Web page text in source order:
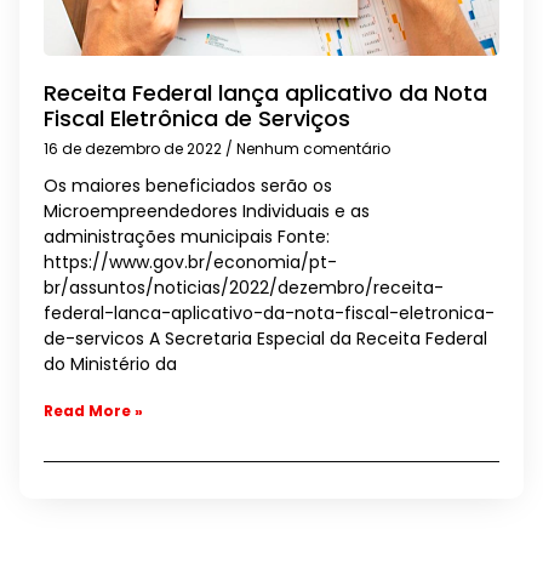
Receita Federal lança aplicativo da Nota
Fiscal Eletrônica de Serviços
16 de dezembro de 2022 Nenhum comentário
Os maiores beneficiados serão os
Microempreendedores Individuais e as
administrações municipais Fonte:
https://www.gov.br/economia/pt-
br/assuntos/noticias/2022/dezembro/receita-
federal-lanca-aplicativo-da-nota-fiscal-eletronica-
de-servicos A Secretaria Especial da Receita Federal
do Ministério da
Read More »